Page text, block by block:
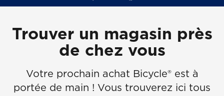
befr.bicyclecards.com
Beleef de magie van Bicycle® Cards.
Trouver un magasin près
de chez vous
Votre prochain achat Bicycle® est à
portée de main ! Vous trouverez ici tous